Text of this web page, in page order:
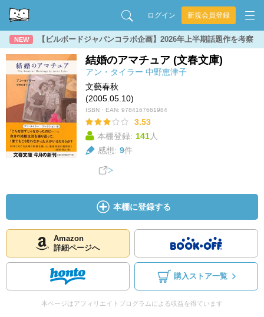
ログイン 新規会員登録
NEW 【ビルボードジャパンコラボ企画】2026年上半期話題作を考察
結婚のアマチュア (文春文庫)
アン・タイラー 中野恵津子
文藝春秋
(2005.05.10)
ISBN・EAN: 9784167661984
3.53
本棚登録: 141人
感想: 9件
本棚に登録する
Amazon
詳細ページへ
購入ストア一覧
本ページはアフィリエイトプログラムによる収益を得ています